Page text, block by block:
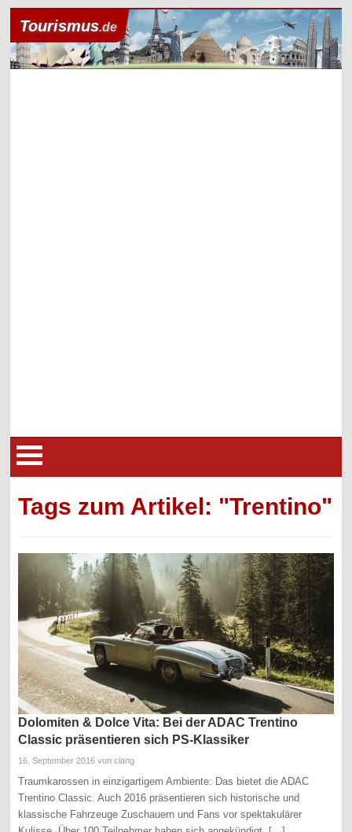
Tourismus.de
Tags zum Artikel: "Trentino"
Dolomiten & Dolce Vita: Bei der ADAC Trentino
Classic präsentieren sich PS-Klassiker
16. September 2016 von clang
Traumkarossen in einzigartigem Ambiente: Das bietet die ADAC
Trentino Classic. Auch 2016 präsentieren sich historische und
klassische Fahrzeuge Zuschauern und Fans vor spektakulärer